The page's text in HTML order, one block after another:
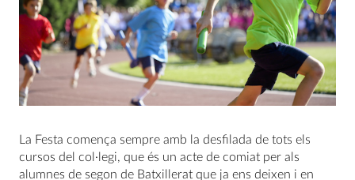
La Festa comença sempre amb la desfilada de tots els
cursos del col·legi, que és un acte de comiat per als
alumnes de segon de Batxillerat que ja ens deixen i en